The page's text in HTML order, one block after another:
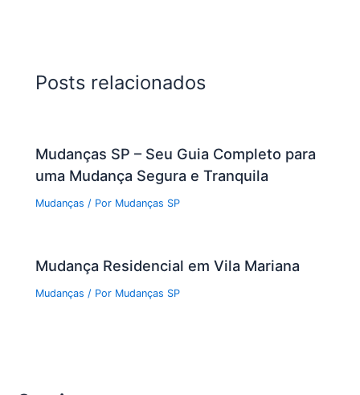
Posts relacionados
Mudanças SP – Seu Guia Completo para
uma Mudança Segura e Tranquila
Mudanças / Por Mudanças SP
Mudança Residencial em Vila Mariana
Mudanças / Por Mudanças SP